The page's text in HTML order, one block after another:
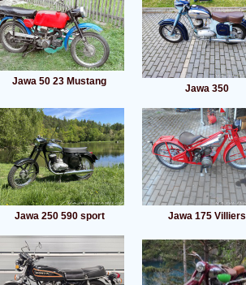
Jawa 50 23 Mustang
Jawa 350
Jawa 250 590 sport Jawa 175 Villiers